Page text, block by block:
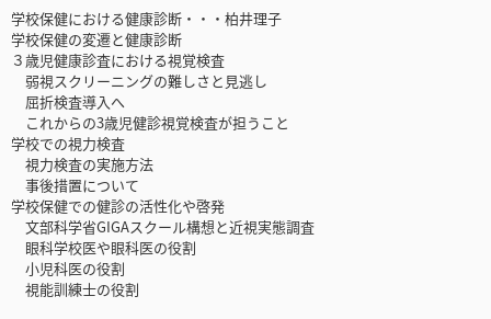
学校保健における健康診断・・・柏井理子
学校保健の変遷と健康診断
３歳児健康診査における視覚検査
弱視スクリーニングの難しさと見逃し
屈折検査導入へ
これからの3歳児健診視覚検査が担うこと
学校での視力検査
視力検査の実施方法
事後措置について
学校保健での健診の活性化や啓発
文部科学省GIGAスクール構想と近視実態調査
眼科学校医や眼科医の役割
小児科医の役割
視能訓練士の役割